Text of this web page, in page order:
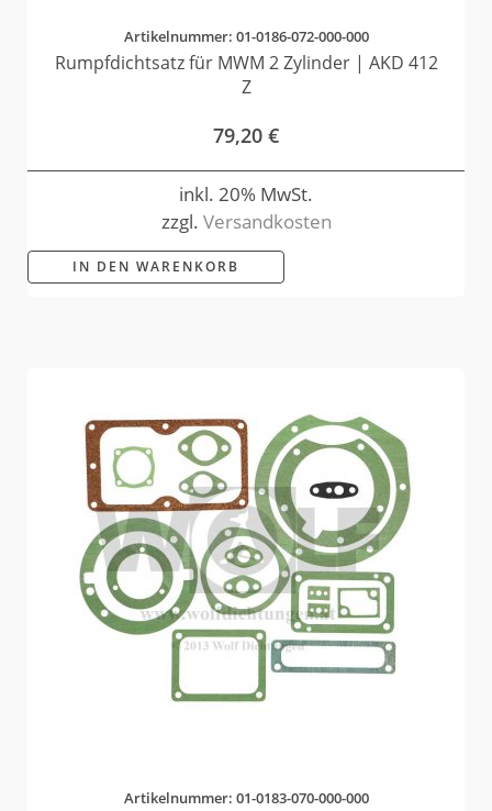
Artikelnummer: 01-0186-072-000-000
Rumpfdichtsatz für MWM 2 Zylinder | AKD 412
Z
79,20 €
inkl. 20% MwSt.
zzgl. Versandkosten
IN DEN WARENKORB
Artikelnummer: 01-0183-070-000-000